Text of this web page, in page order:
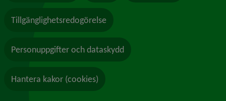
Tillgänglighetsredogörelse
Personuppgifter och dataskydd
Hantera kakor (cookies)